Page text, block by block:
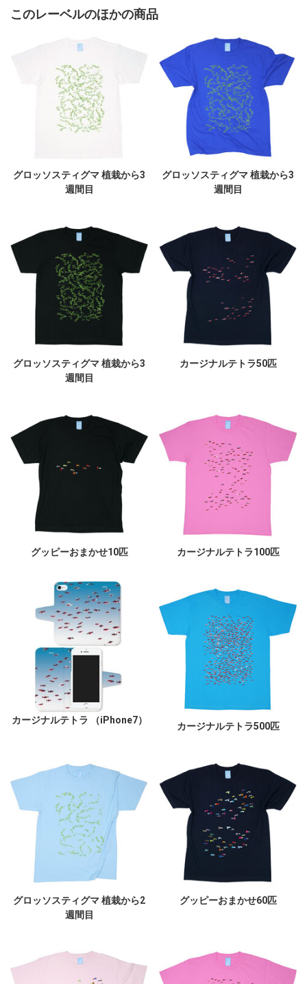
このレーベルのほかの商品
グロッソスティグマ 植栽から3
週間目
グロッソスティグマ 植栽から3
週間目
グロッソスティグマ 植栽から3
週間目
カージナルテトラ50匹
グッピーおまかせ10匹 カージナルテトラ100匹
カージナルテトラ （iPhone7）
カージナルテトラ500匹
グロッソスティグマ 植栽から2
週間目
グッピーおまかせ60匹